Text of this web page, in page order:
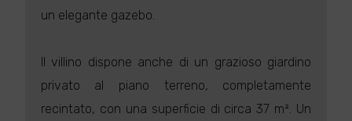
un elegante gazebo.
Il villino dispone anche di un grazioso giardino
privato al piano terreno, completamente
recintato, con una superficie di circa 37 m². Un